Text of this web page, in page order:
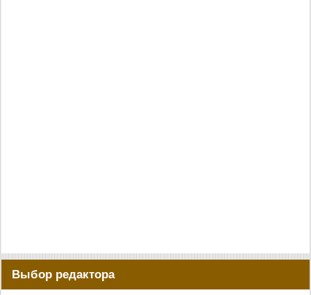
Выбор редактора